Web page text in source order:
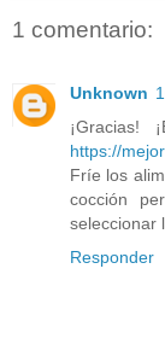
1 comentario:
Unknown
¡Gracias!
https://
Fríe los
cocción
seleccionar
Responder